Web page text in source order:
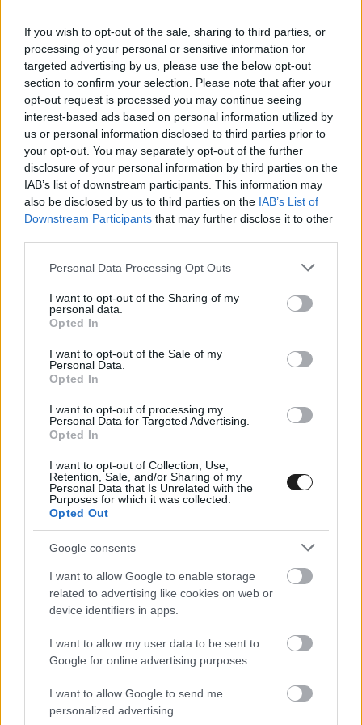
If you wish to opt-out of the sale, sharing to third parties, or
processing of your personal or sensitive information for
targeted advertising by us, please use the below opt-out
section to confirm your selection. Please note that after your
opt-out request is processed you may continue seeing
interest-based ads based on personal information utilized by
us or personal information disclosed to third parties prior to
your opt-out. You may separately opt-out of the further
disclosure of your personal information by third parties on the
IAB’s list of downstream participants. This information may
also be disclosed by us to third parties on the IAB’s List of
Downstream Participants that may further disclose it to other
Please note that this website/app uses one or more Google
not limited to your visit or usage behaviour. You may click to
grant or deny consent to Google and its third-party tags to
use your data for below specified purposes in below Google
consent section.
Personal Data Processing Opt Outs
I want to opt-out of the Sharing of my
personal data.
Opted In
I want to opt-out of the Sale of my
Personal Data.
Opted In
I want to opt-out of processing my
Personal Data for Targeted Advertising.
Opted In
I want to opt-out of Collection, Use,
Retention, Sale, and/or Sharing of my
Personal Data that Is Unrelated with the
Purposes for which it was collected.
Opted Out
Google consents
I want to allow Google to enable storage
related to advertising like cookies on web or
device identifiers in apps.
I want to allow my user data to be sent to
Google for online advertising purposes.
I want to allow Google to send me
personalized advertising.
Jarno Trulli és Luca Badoer is kapott egy-egy
etapot.
Simona de Silvestro is elindul a monobob és a
női páros bob versenyszámban.
A bejegyzés megtekintése az Instagramon
The Olympic Games (@olympics) által megosztott
bejegyzés